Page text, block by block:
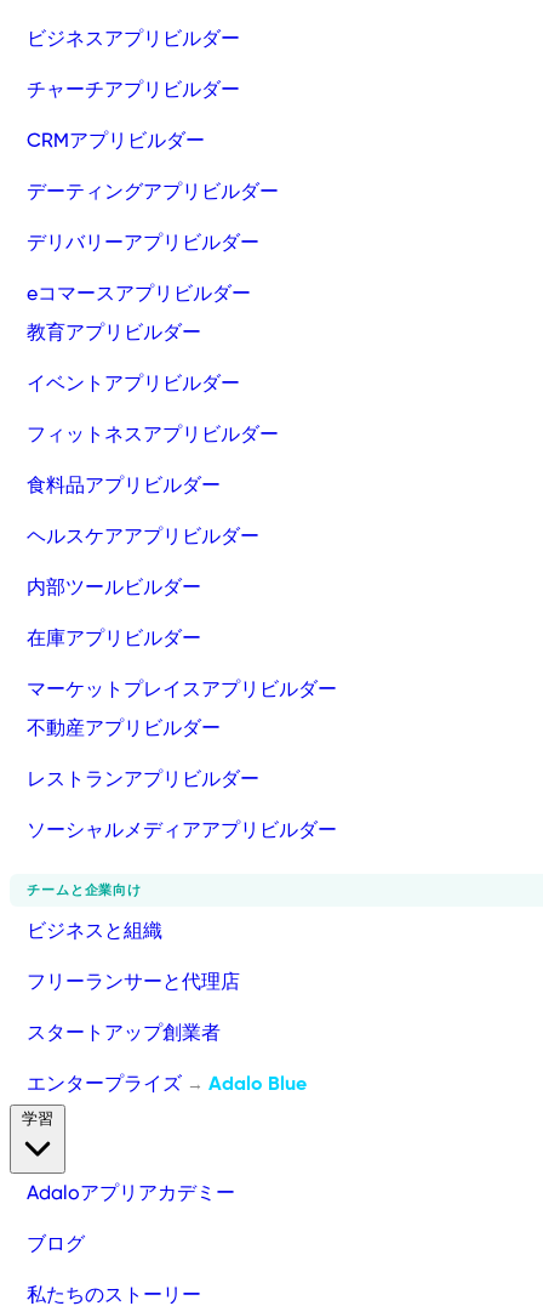
ビジネスアプリビルダー
チャーチアプリビルダー
CRMアプリビルダー
デーティングアプリビルダー
デリバリーアプリビルダー
eコマースアプリビルダー
教育アプリビルダー
イベントアプリビルダー
フィットネスアプリビルダー
食料品アプリビルダー
ヘルスケアアプリビルダー
内部ツールビルダー
在庫アプリビルダー
マーケットプレイスアプリビルダー
不動産アプリビルダー
レストランアプリビルダー
ソーシャルメディアアプリビルダー
チームと企業向け
ビジネスと組織
フリーランサーと代理店
スタートアップ創業者
エンタープライズ → Adalo Blue
Adaloアプリアカデミー
ブログ
私たちのストーリー